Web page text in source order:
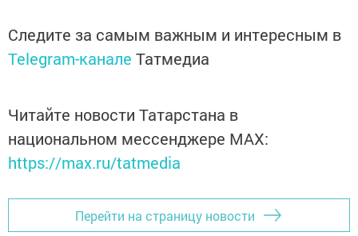
Следите за самым важным и интересным в
Telegram-канале Татмедиа
Читайте новости Татарстана в
национальном мессенджере MАХ:
https://max.ru/tatmedia
Перейти на страницу новости